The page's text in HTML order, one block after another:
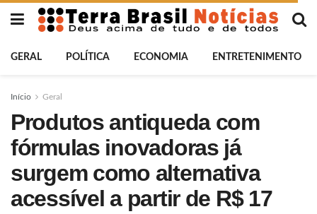
GERAL POLÍTICA ECONOMIA ENTRETENIMENTO
Início Geral
Produtos antiqueda com
fórmulas inovadoras já
surgem como alternativa
acessível a partir de R$ 17